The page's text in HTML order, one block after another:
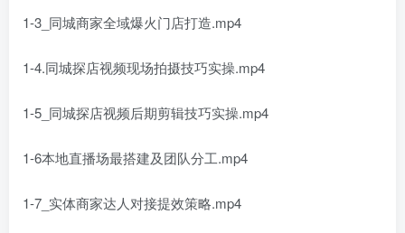
1-3_同城商家全域爆火门店打造.mp4
1-4.同城探店视频现场拍摄技巧实操.mp4
1-5_同城探店视频后期剪辑技巧实操.mp4
1-6本地直播场最搭建及团队分工.mp4
1-7_实体商家达人对接提效策略.mp4